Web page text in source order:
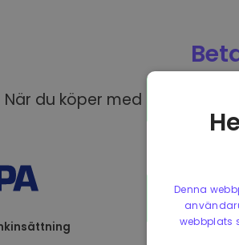
När du köper med EUR på
Denna
webbplats